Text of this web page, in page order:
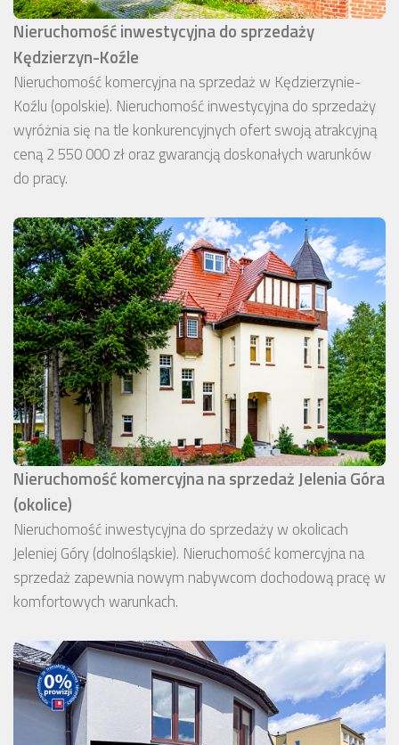
Nieruchomość inwestycyjna do sprzedaży
Kędzierzyn-Koźle
Nieruchomość komercyjna na sprzedaż w Kędzierzynie-
Koźlu (opolskie). Nieruchomość inwestycyjna do sprzedaży
wyróżnia się na tle konkurencyjnych ofert swoją atrakcyjną
ceną 2 550 000 zł oraz gwarancją doskonałych warunków
do pracy.
Nieruchomość komercyjna na sprzedaż Jelenia Góra
(okolice)
Nieruchomość inwestycyjna do sprzedaży w okolicach
Jeleniej Góry (dolnośląskie). Nieruchomość komercyjna na
sprzedaż zapewnia nowym nabywcom dochodową pracę w
komfortowych warunkach.